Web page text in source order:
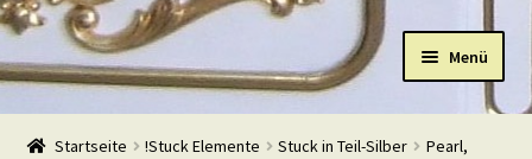
Navigation
Zum
Inhalt
Menü
Start
Startseite !Stuck Elemente Stuck in Teil-Silber
Pearl,